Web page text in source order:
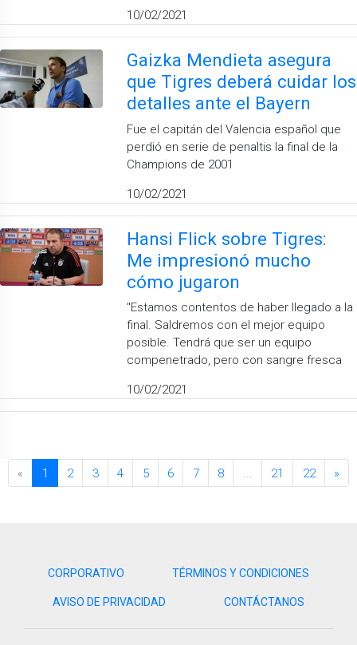
10/02/2021
Gaizka Mendieta asegura
que Tigres deberá cuidar los
detalles ante el Bayern
Fue el capitán del Valencia español que
perdió en serie de penaltis la final de la
Champions de 2001
10/02/2021
Hansi Flick sobre Tigres:
Me impresionó mucho
cómo jugaron
"Estamos contentos de haber llegado a la
final. Saldremos con el mejor equipo
posible. Tendrá que ser un equipo
compenetrado, pero con sangre fresca
10/02/2021
« 1 2 3 4 5 6 7 8 21 22 »
CORPORATIVO TÉRMINOS Y CONDICIONES
AVISO DE PRIVACIDAD CONTÁCTANOS